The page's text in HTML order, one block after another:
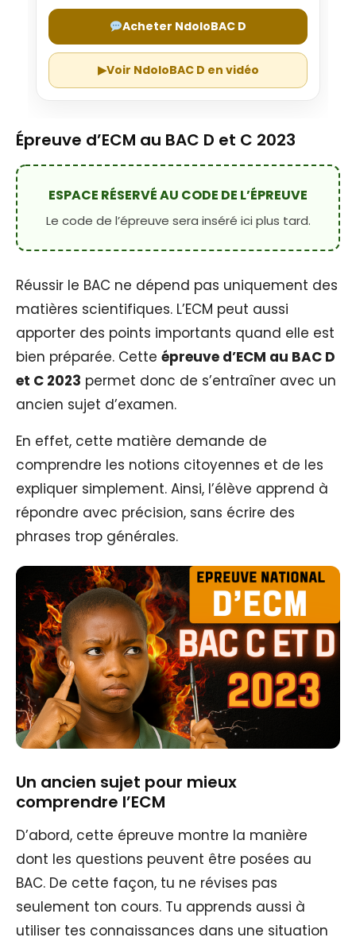
Acheter NdoloBAC D
▶Voir NdoloBAC D en vidéo
Épreuve d’ECM au BAC D et C 2023
ESPACE RÉSERVÉ AU CODE DE L’ÉPREUVE
Le code de l’épreuve sera inséré ici plus tard.
Réussir le BAC ne dépend pas uniquement des
matières scientifiques. L’ECM peut aussi
apporter des points importants quand elle est
bien préparée. Cette épreuve d’ECM au BAC D
et C 2023 permet donc de s’entraîner avec un
ancien sujet d’examen.
En effet, cette matière demande de
comprendre les notions citoyennes et de les
expliquer simplement. Ainsi, l’élève apprend à
répondre avec précision, sans écrire des
phrases trop générales.
Un ancien sujet pour mieux
comprendre l’ECM
D’abord, cette épreuve montre la manière
dont les questions peuvent être posées au
BAC. De cette façon, tu ne révises pas
seulement ton cours. Tu apprends aussi à
utiliser tes connaissances dans une situation